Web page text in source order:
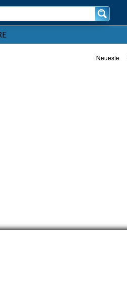
Neueste